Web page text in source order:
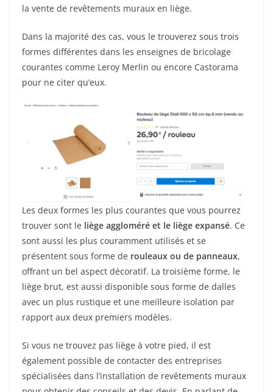
la vente de revêtements muraux en liège.
Dans la majorité des cas, vous le trouverez sous trois
formes différentes dans les enseignes de bricolage
courantes comme Leroy Merlin ou encore Castorama
pour ne citer qu’eux.
Les deux formes les plus courantes que vous pourrez
trouver sont le liège aggloméré et le liège expansé. Ce
sont aussi les plus couramment utilisés et se
présentent sous forme de rouleaux ou de panneaux,
offrant un bel aspect décoratif. La troisième forme, le
liège brut, est aussi disponible sous forme de dalles
avec un plus rustique et une meilleure isolation par
rapport aux deux premiers modèles.
Si vous ne trouvez pas liège à votre pied, il est
également possible de contacter des entreprises
spécialisées dans l’installation de revêtements muraux